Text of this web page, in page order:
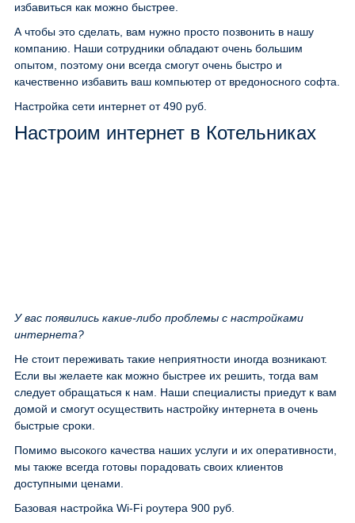
избавиться как можно быстрее.
А чтобы это сделать, вам нужно просто позвонить в нашу
компанию. Наши сотрудники обладают очень большим
опытом, поэтому они всегда смогут очень быстро и
качественно избавить ваш компьютер от вредоносного софта.
Настройка сети интернет от 490 руб.
Настроим интернет в Котельниках
У вас появились какие-либо проблемы с настройками
интернета?
Не стоит переживать такие неприятности иногда возникают.
Если вы желаете как можно быстрее их решить, тогда вам
следует обращаться к нам. Наши специалисты приедут к вам
домой и смогут осуществить настройку интернета в очень
быстрые сроки.
Помимо высокого качества наших услуги и их оперативности,
мы также всегда готовы порадовать своих клиентов
доступными ценами.
Базовая настройка Wi-Fi роутера 900 руб.